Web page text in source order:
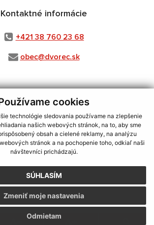
cookies
technológie sledovania používame na zlepšenie
našich webových stránok, na to, aby sme
obsah a cielené reklamy, na analýzu
stránok a na pochopenie toho, odkiaľ naši
návštevníci prichádzajú.
SÚHLASÍM
Odmietam
Zmeniť moje nastavenia
Kontaktné informácie
+421 38 760 23 68
obec@dvorec.sk
aktuálnych informácií s využitím RSS
systém ECHELON 2,
Mapa stránok web portál
s.r.o.,domény,registrácia domény,
s.r.o.,technický prevádzkovateľ
Posledná aktualizácia:05.08.2026
stránku|Vyhlásenie o prístupnosti
Autorské práva|Cookies
webdesign|